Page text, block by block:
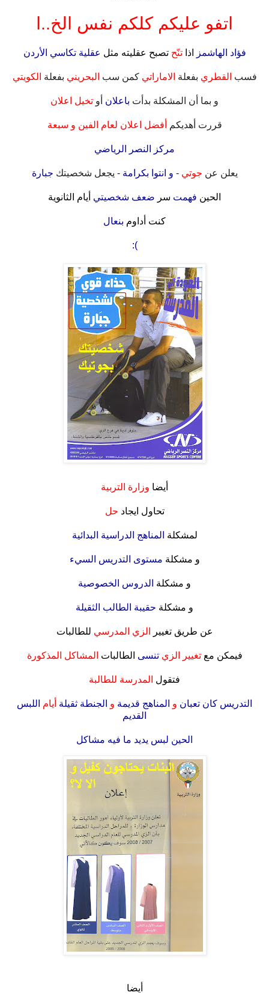
اتفو عليكم كلكم نفس الخ..ا
فؤاد الهاشمز
اذا تنّحتصبح عقليته مثل عقلية تكاسي الأردن
فسب القطري بفعلة الاماراتي كمن سب البحريني بفعلة الكويتي
و بما أن المشكلة بدأت باعلان أو تخيل اعلان
قررت أهديكم
أفضل اعلان لعام الفين و سبعة
مركز النصر الرياضي
يعلن عن جوتي - و انتوا بكرامة - يجعل شخصيتك جبارة
الحين فهمت سر ضعف شخصيتي أيام الثانوية
كنت أداوم بنعال
:(
أيضا وزارة التربية
تحاول ايجاد حل
لمشكلة المناهج الدراسية البدائية
و مشكلة مستوى التدريس السيء
و مشكلة الدروس الخصوصية
و مشكلة حقيبة الطالب الثقيلة
عن طريق تغيير
الزي المدرسي للطالبات
فيمكن معتغيير الزي تنسى الطالبات المشاكل المذكورة
فتقول المدرسة للطالبة
التدريس كان تعبان و المناهج قديمة و الجنطة ثقيلة أيام اللبس
القديم
الحين لبس يديد ما فيه مشاكل
أيضا